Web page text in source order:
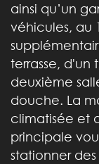
ainsi qu’un
véhicules, au
terrasse,
deuxième
douche. La
climatisée et
principale
stationner